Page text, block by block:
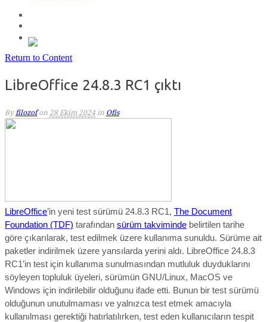
Return to Content
LibreOffice 24.8.3 RC1 çıktı
By filozof on 28 Ekim 2024 in Ofis
LibreOffice’in yeni test sürümü 24.8.3 RC1, The Document
Foundation (TDF) tarafından sürüm takviminde belirtilen tarihe
göre çıkarılarak, test edilmek üzere kullanıma sunuldu. Sürüme ait
paketler indirilmek üzere yansılarda yerini aldı. LibreOffice 24.8.3
RC1’in test için kullanıma sunulmasından mutluluk duyduklarını
söyleyen topluluk üyeleri, sürümün GNU/Linux, MacOS ve
Windows için indirilebilir olduğunu ifade etti. Bunun bir test sürümü
olduğunun unutulmaması ve yalnızca test etmek amacıyla
kullanılması gerektiği hatırlatılırken, test eden kullanıcıların tespit